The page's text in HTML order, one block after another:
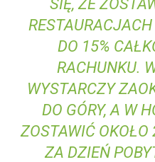
SIĘ, ŻE
DO 15%
RACHUNKU.
WYSTARCZY
DO GÓRY, A W
ZOSTAWIĆ OKOŁO
ZA DZIEŃ